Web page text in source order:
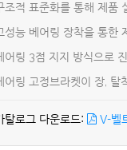
조적 표준화를 통해 제품
성능 베어링 장착을 통한
어링 3점 지지 방식으로
어링 고정브라켓이 장, 탈
V-벨